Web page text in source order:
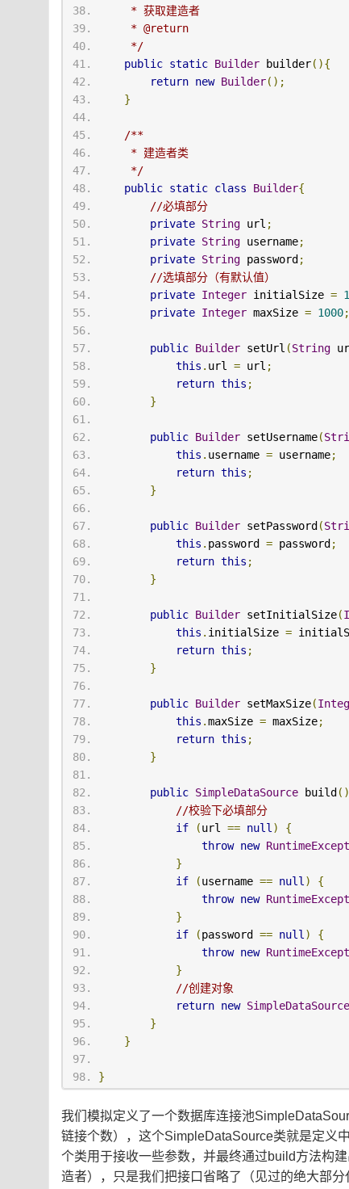
     * 获取建造者
     * @return
     */
public static Builder builder(){
return new Builder();
}
/**
     * 建造者类
     */
public static class Builder{
//必填部分
private String url ;
private String username;
private String password ;
//选填部分（有默认值）
private Integer initialSize =
private Integer maxSize = 1000;
public Builder setUrl (String
this . url = url ;
return this ;
}
public Builder setUsername(
this . username = username;
return this ;
}
public Builder setPassword (
this . password = password ;
return this ;
}
public Builder setInitialSize(
this . initialSize =
return this ;
}
public Builder setMaxSize(
this .maxSize = maxSize;
return this ;
}
public SimpleDataSource build ()
//校验下必填部分
if
(url == null )
{
throw new
}
if
(username == null )
{
throw new
}
if
(password == null )
{
throw new
}
//创建对象
return new SimpleDataSource
}
}
}
我们模拟定义了一个数据库连接池
链接个数），这个SimpleDataSource类就是定义
个类用于接收一些参数，并最终通过build方法构
造者），只是我们把接口省略了（见过的绝大部